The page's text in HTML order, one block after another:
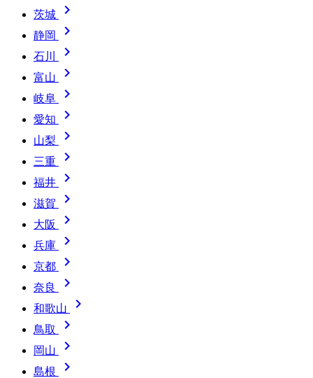
茨城 
静岡 
石川 
富山 
岐阜 
愛知 
山梨 
三重 
福井 
滋賀 
大阪 
兵庫 
京都 
奈良 
和歌山 
鳥取 
岡山 
島根 